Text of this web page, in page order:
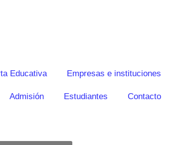
Educativa Empresas e instituciones
Admisión Estudiantes Contacto